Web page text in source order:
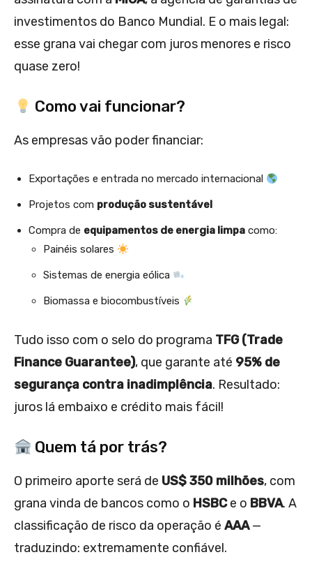
investimentos do Banco Mundial. E o mais legal:
esse grana vai chegar com juros menores e risco
quase zero!
Como vai funcionar?
As empresas vão poder financiar:
Exportações e entrada no mercado internacional
Projetos com produção sustentável
Compra de equipamentos de energia limpa como:
Painéis solares
Sistemas de energia eólica
Biomassa e biocombustíveis
Tudo isso com o selo do programa TFG (Trade
Finance Guarantee), que garante até 95% de
segurança contra inadimplência. Resultado:
juros lá embaixo e crédito mais fácil!
Quem tá por trás?
O primeiro aporte será de US$ 350 milhões, com
grana vinda de bancos como o HSBCe o BBVA. A
classificação de risco da operação é AAA—
traduzindo: extremamente confiável.